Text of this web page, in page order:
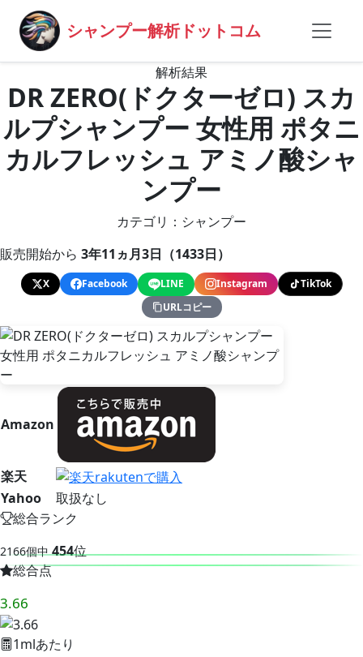
シャンプー解析ドットコム
解析結果
DR ZERO(ドクターゼロ) スカ
ルプシャンプー 女性用 ポタニ
カルフレッシュ アミノ酸シャ
ンプー
カテゴリ：シャンプー
販売開始から 3年11ヵ月3日（1433日）
X Facebook LINE Instagram
TikTok
URLコピー
Amazon
楽天
Yahoo
取扱なし
総合ランク
2166個中 454位
総合点
3.66
1mlあたり